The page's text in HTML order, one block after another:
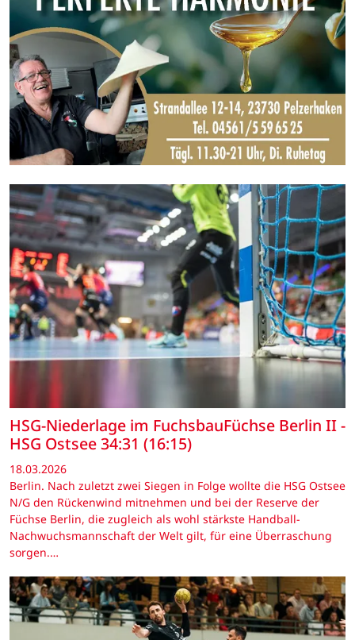
HSG-Niederlage im FuchsbauFüchse Berlin II -
HSG Ostsee 34:31 (16:15)
18.03.2026
Berlin. Nach zuletzt zwei Siegen in Folge wollte die HSG Ostsee
N/G den Rückenwind mitnehmen und bei der Reserve der
Füchse Berlin, die zugleich als wohl stärkste Handball-
Nachwuchsmannschaft der Welt gilt, für eine Überraschung
sorgen.…